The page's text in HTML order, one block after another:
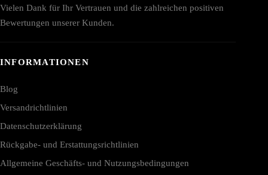
Vielen Dank für Ihr Vertrauen und die zahlreichen positiven
Bewertungen unserer Kunden.
INFORMATIONEN
Blog
Versandrichtlinien
Datenschutzerklärung
Rückgabe- und Erstattungsrichtlinien
Allgemeine Geschäfts- und Nutzungsbedingungen